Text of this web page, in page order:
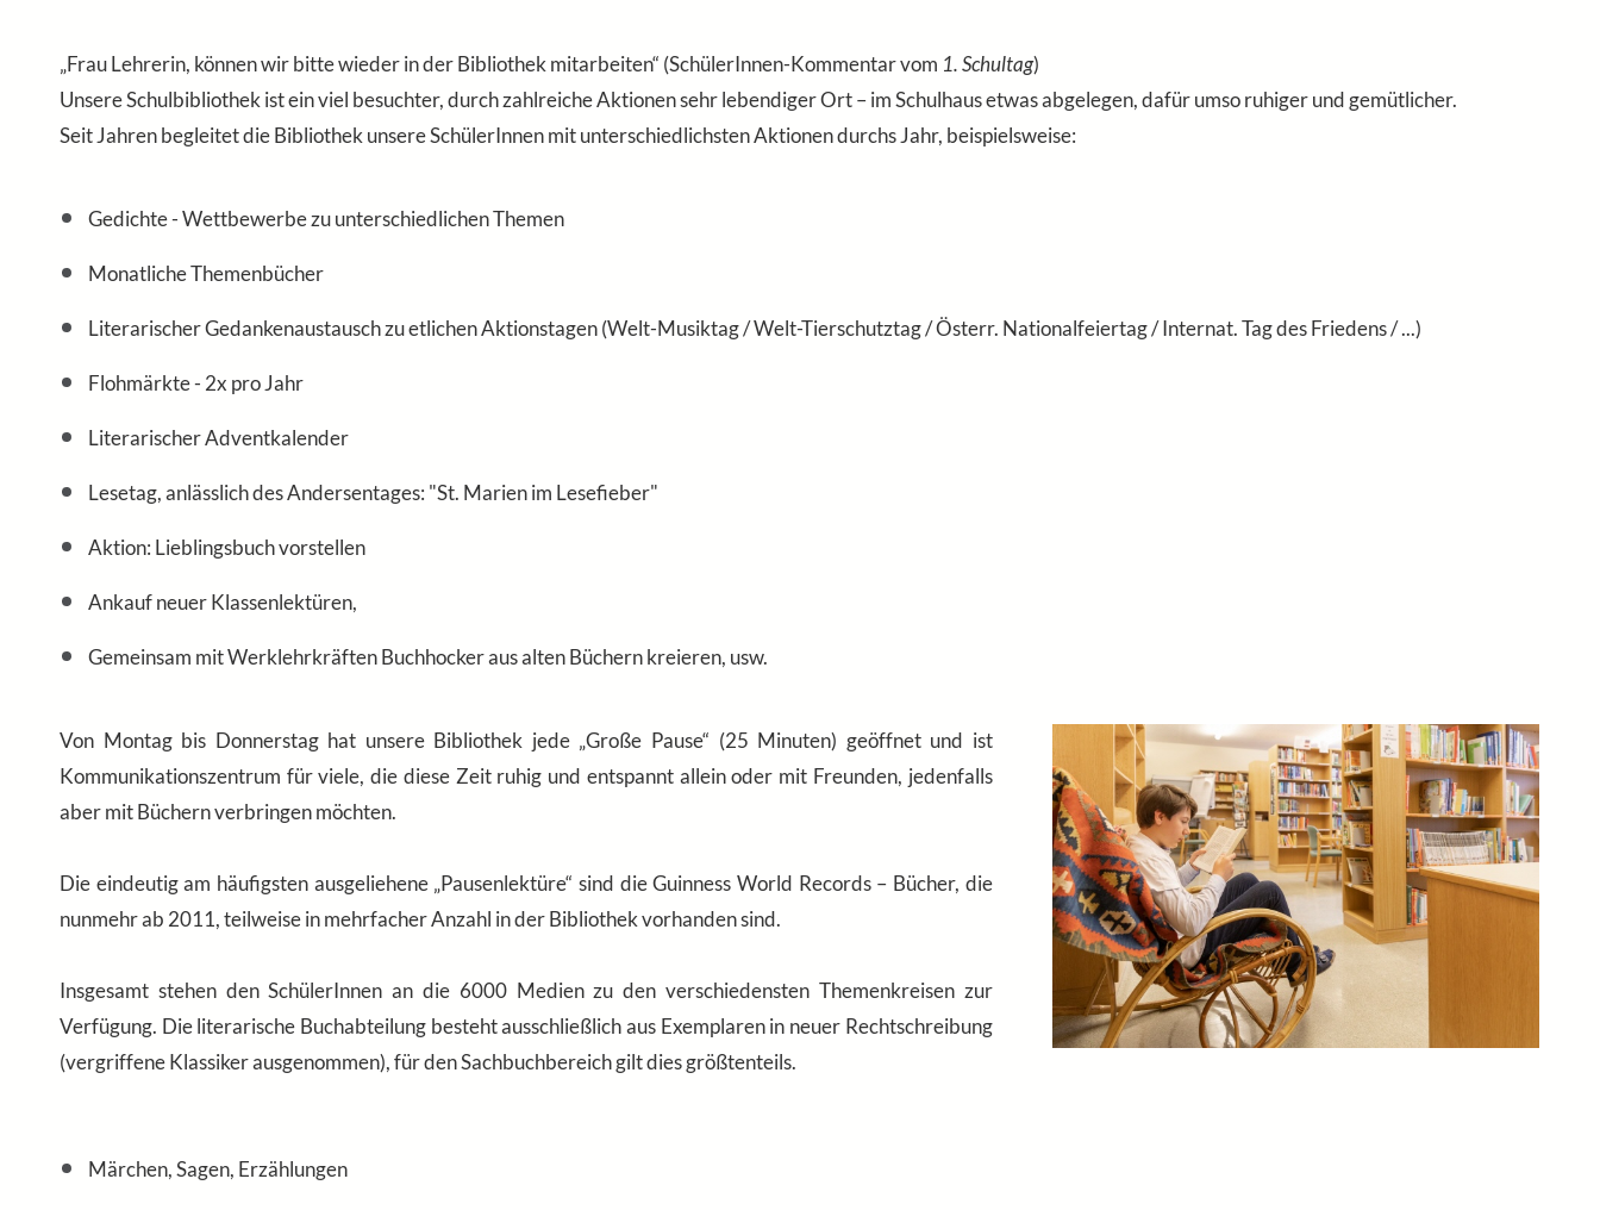
„Frau Lehrerin, können wir bitte wieder in der Bibliothek mitarbeiten“ (SchülerInnen-Kommentar vom 1. Schultag)
Unsere Schulbibliothek ist ein viel besuchter, durch zahlreiche Aktionen sehr lebendiger Ort – im Schulhaus etwas abgelegen, dafür umso ruhiger und gemütlicher.
Seit Jahren begleitet die Bibliothek unsere SchülerInnen mit unterschiedlichsten Aktionen durchs Jahr, beispielsweise:
Gedichte - Wettbewerbe zu unterschiedlichen Themen
Monatliche Themenbücher
Literarischer Gedankenaustausch zu etlichen Aktionstagen (Welt-Musiktag / Welt-Tierschutztag / Österr. Nationalfeiertag / Internat. Tag des Friedens / ...)
Flohmärkte - 2x pro Jahr
Literarischer Adventkalender
Lesetag, anlässlich des Andersentages: "St. Marien im Lesefieber"
Aktion: Lieblingsbuch vorstellen
Ankauf neuer Klassenlektüren,
Gemeinsam mit Werklehrkräften Buchhocker aus alten Büchern kreieren, usw.
Von Montag bis Donnerstag hat unsere Bibliothek jede „Große Pause“ (25 Minuten) geöffnet und ist
Kommunikationszentrum für viele, die diese Zeit ruhig und entspannt allein oder mit Freunden, jedenfalls
aber mit Büchern verbringen möchten.
Die eindeutig am häufigsten ausgeliehene „Pausenlektüre“ sind die Guinness World Records – Bücher, die
nunmehr ab 2011, teilweise in mehrfacher Anzahl in der Bibliothek vorhanden sind.
Insgesamt stehen den SchülerInnen an die 6000 Medien zu den verschiedensten Themenkreisen zur
Verfügung. Die literarische Buchabteilung besteht ausschließlich aus Exemplaren in neuer Rechtschreibung
(vergriffene Klassiker ausgenommen), für den Sachbuchbereich gilt dies größtenteils.
Märchen, Sagen, Erzählungen